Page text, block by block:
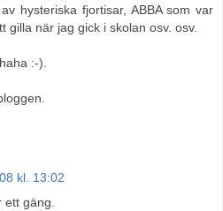
hysteriska fjortisar, ABBA som var
gilla när jag gick i skolan osv. osv.
:-).
kl. 13:02
gäng.